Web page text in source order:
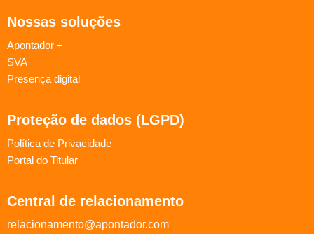
Nossas soluções
Apontador +
SVA
Presença digital
Proteção de dados (LGPD)
Política de Privacidade
Portal do Titular
Central de relacionamento
relacionamento@apontador.com